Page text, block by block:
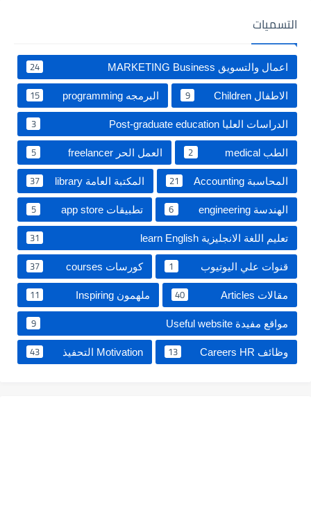
التسميات
اعمال والتسويق MARKETING Business 24
الاطفال Children 9 البرمجه programming 15
الدراسات العليا Post-graduate education ‏ 3
الطب medical 2 العمل الحر freelancer 5
المحاسبة Accounting 21 المكتبة العامة library 37
الهندسة engineering 6 تطبيقات app store 5
تعليم اللغة الانجليزية learn English 31
قنوات علي اليوتيوب 1 كورسات courses 37
مقالات Articles 40 ‏ملهمون Inspiring‏ 11
مواقع مفيدة Useful website 9
وظائف Careers HR 13 Motivation التحفيذ 43